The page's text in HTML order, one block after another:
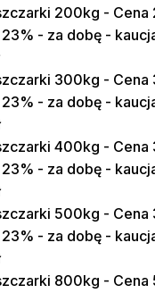
200kg - Cena
23% - za dobę -
300kg - Cena
23% - za dobę -
400kg - Cena
23% - za dobę -
500kg - Cena
23% - za dobę -
800kg - Cena